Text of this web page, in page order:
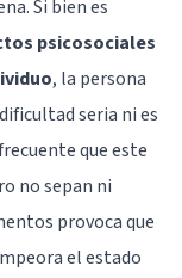
Si bien es
psicosociales
, la persona
seria ni es
que este
no sepan ni
provoca que
el estado